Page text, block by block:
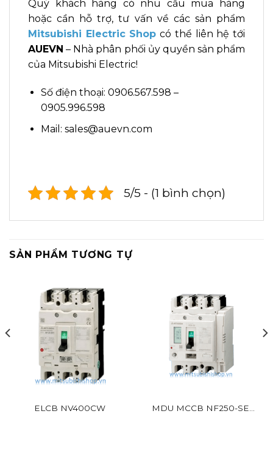
Quý khách hàng có nhu cầu mua hàng
hoặc cần hỗ trợ, tư vấn về các sản phẩm
Mitsubishi Electric Shop có thể liên hệ tới
AUEVN – Nhà phân phối ủy quyền sản phẩm
của Mitsubishi Electric!
Số điện thoại: 0906.567.598 –
0905.996.598
Mail: sales@auevn.com
5/5 - (1 bình chọn)
SẢN PHẨM TƯƠNG TỰ
ELCB NV400CW
MDU MCCB NF250-SEV